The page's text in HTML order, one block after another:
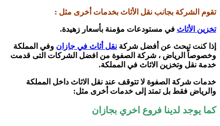
تقوم الشركة بجانب نقل الأثاث بخدمات أخرى مثل :
تخزين الأثاث في مستودعات مؤمنة بأسعار زهيدة.
إذا كنت تبحث عن أفضل شركة نقل أثاث في جازان وفي المملكة
وخصوصاً الرياض ، شركة الصفوة من افضل الشركات التى قدمت
خدمة نقل وتخزين الاثاث في المملكة.
خدمات شركة الصفوة لا تتوقف عند نقل الاثاث داخل المملكة
والرياض فقط بل تمتد إلى خدمات أخرى مثل:
كما يوجد لدينا فروع اخري بجازان